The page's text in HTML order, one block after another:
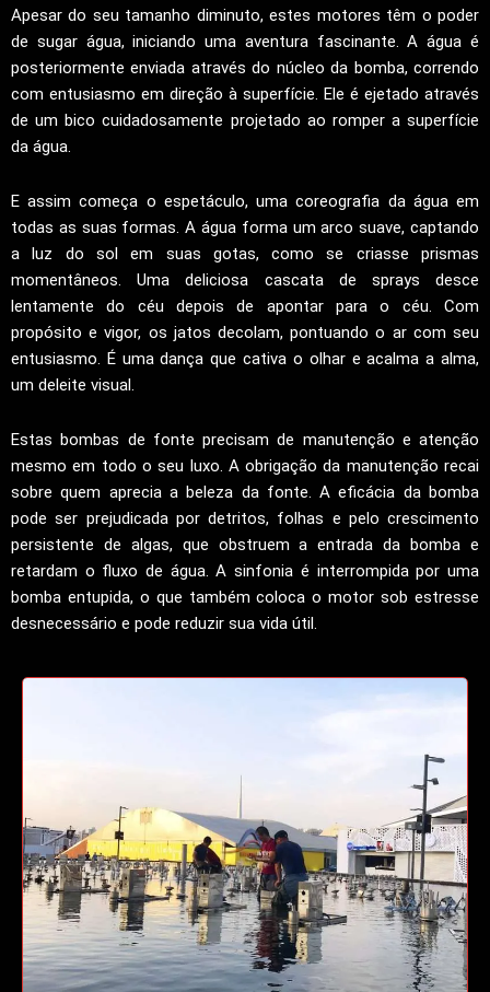
Apesar do seu tamanho diminuto, estes motores têm o poder
de sugar água, iniciando uma aventura fascinante. A água é
posteriormente enviada através do núcleo da bomba, correndo
com entusiasmo em direção à superfície. Ele é ejetado através
de um bico cuidadosamente projetado ao romper a superfície
da água.
E assim começa o espetáculo, uma coreografia da água em
todas as suas formas. A água forma um arco suave, captando
a luz do sol em suas gotas, como se criasse prismas
momentâneos. Uma deliciosa cascata de sprays desce
lentamente do céu depois de apontar para o céu. Com
propósito e vigor, os jatos decolam, pontuando o ar com seu
entusiasmo. É uma dança que cativa o olhar e acalma a alma,
um deleite visual.
Estas bombas de fonte precisam de manutenção e atenção
mesmo em todo o seu luxo. A obrigação da manutenção recai
sobre quem aprecia a beleza da fonte. A eficácia da bomba
pode ser prejudicada por detritos, folhas e pelo crescimento
persistente de algas, que obstruem a entrada da bomba e
retardam o fluxo de água. A sinfonia é interrompida por uma
bomba entupida, o que também coloca o motor sob estresse
desnecessário e pode reduzir sua vida útil.